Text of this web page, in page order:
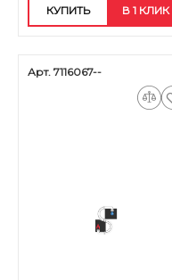
КУПИТЬ В 1 КЛИК
Арт. 7116067--